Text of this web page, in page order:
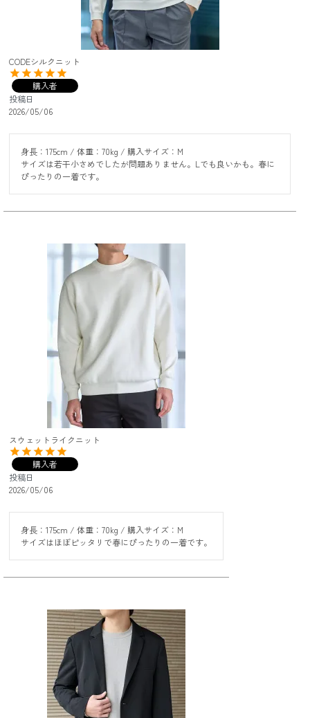
CODEシルクニット
購入者
投稿日
2026/05/06
身長：175cm / 体重：70kg / 購入サイズ：M
サイズは若干小さめでしたが問題ありません。Lでも良いかも。春に
ぴったりの一着です。
スウェットライクニット
購入者
投稿日
2026/05/06
身長：175cm / 体重：70kg / 購入サイズ：M
サイズはほぼピッタリで春にぴったりの一着です。